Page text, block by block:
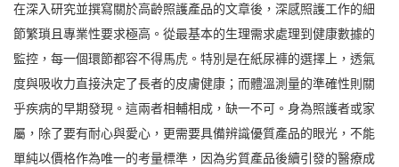
在深入研究並撰寫關於高齡照護產品的文章後，深感照護工作的細
節繁瑣且專業性要求極高。從最基本的生理需求處理到健康數據的
監控，每一個環節都容不得馬虎。特別是在紙尿褲的選擇上，透氣
度與吸收力直接決定了長者的皮膚健康；而體溫測量的準確性則關
乎疾病的早期發現。這兩者相輔相成，缺一不可。身為照護者或家
屬，除了要有耐心與愛心，更需要具備辨識優質產品的眼光，不能
單純以價格作為唯一的考量標準，因為劣質產品後續引發的醫療成